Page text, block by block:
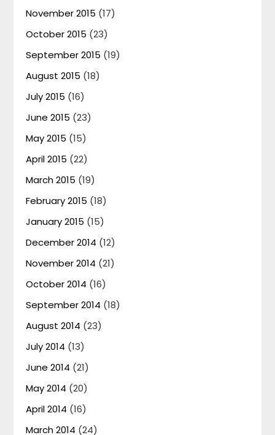
November 2015 (17)
October 2015 (23)
September 2015 (19)
August 2015 (18)
July 2015 (16)
June 2015 (23)
May 2015 (15)
April 2015 (22)
March 2015 (19)
February 2015 (18)
January 2015 (15)
December 2014 (12)
November 2014 (21)
October 2014 (16)
September 2014 (18)
August 2014 (23)
July 2014 (13)
June 2014 (21)
May 2014 (20)
April 2014 (16)
March 2014 (24)